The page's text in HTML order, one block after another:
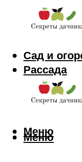
Сад и
Рассада
Цветы
Заготовки
Меню
Меню